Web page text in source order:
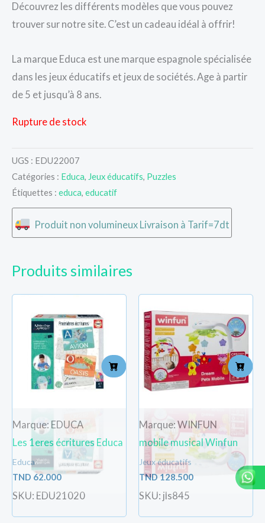
Découvrez les différents modèles que vous pouvez
trouver sur notre site. C’est un cadeau idéal à offrir!
La marque Educa est une marque espagnole spécialisée
dans les jeux éducatifs et jeux de sociétés. Age à partir
de 5 et jusqu’à 8 ans.
Rupture de stock
UGS : EDU22007
Catégories : Educa, Jeux éducatifs, Puzzles
Étiquettes : educa, educatif
Produit non volumineux Livraison à Tarif=7dt
Produits similaires
Marque: EDUCA
Les 1eres écritures Educa
Educa
TND 62.000
SKU: EDU21020
Marque: WINFUN
mobile musical Winfun
Jeux éducatifs
TND128.500
SKU: jls845